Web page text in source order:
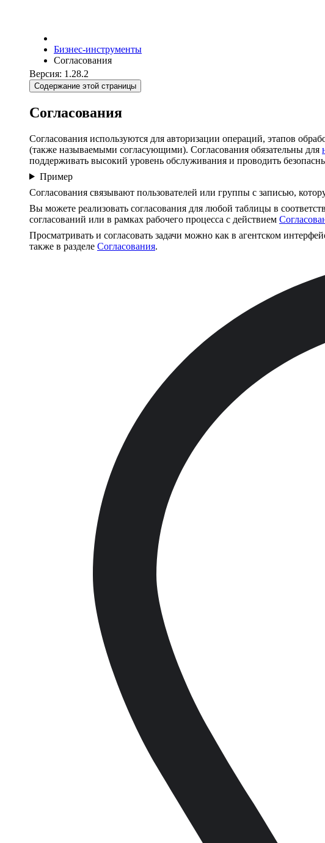
Бизнес-инструменты
Согласования
Версия: 1.28.2
Содержание этой страницы
Согласования
Согласования используются для авторизации операций, этапов
(также называемыми согласующими). Согласования обязательны для
поддерживать высокий уровень обслуживания и проводить
Пример
Согласования связывают пользователей или группы с записью,
Вы можете реализовать согласования для любой таблицы в
согласований или в рамках рабочего процесса с действием
Просматривать и согласовать задачи можно как в агентском
также в разделе Согласования.